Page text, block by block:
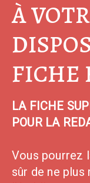
À
FICHE
LA FICHE
POUR LA
Vous pourrez
sûr de ne